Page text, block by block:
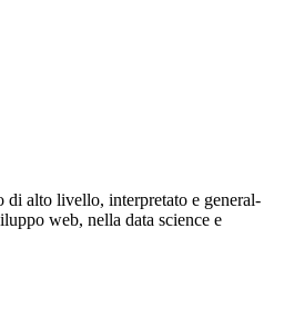
alto livello, interpretato e general-
web, nella data science e